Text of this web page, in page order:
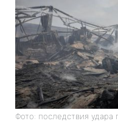
Фото: последствия удара